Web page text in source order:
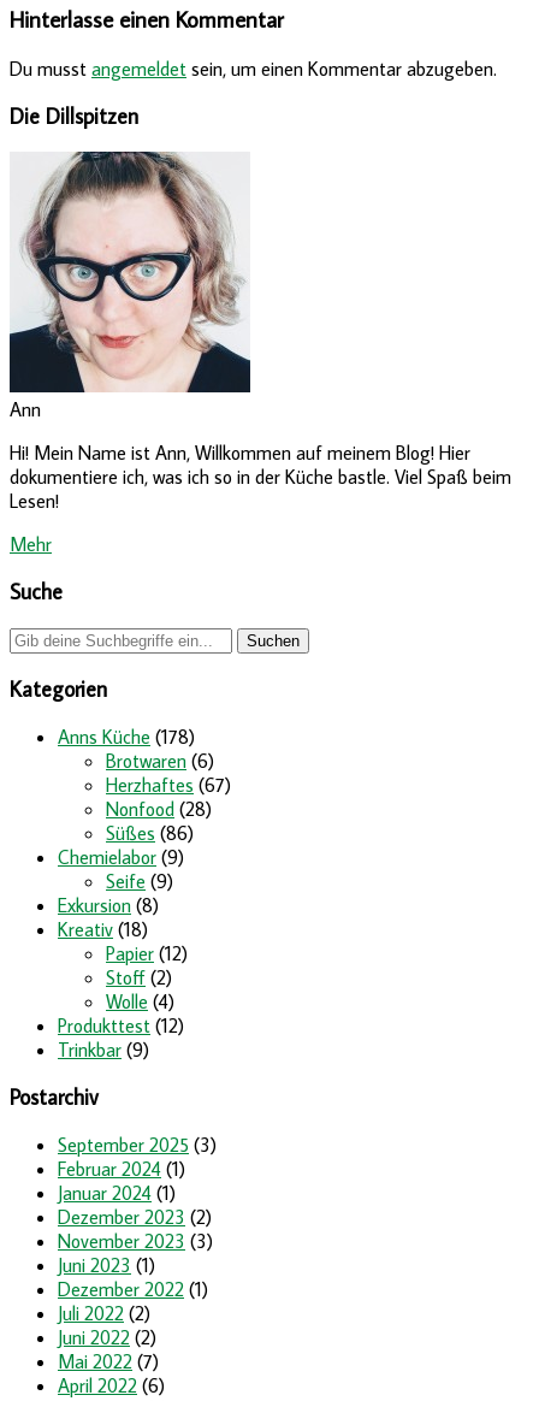
Hinterlasse einen Kommentar
Du musst angemeldet sein, um einen Kommentar abzugeben.
Die Dillspitzen
Ann
Hi! Mein Name ist Ann, Willkommen auf meinem Blog! Hier
dokumentiere ich, was ich so in der Küche bastle. Viel Spaß beim
Lesen!
Mehr
Suche
Kategorien
Anns Küche (178)
Brotwaren (6)
Herzhaftes (67)
Nonfood (28)
Süßes (86)
Chemielabor (9)
Seife (9)
Exkursion (8)
Kreativ (18)
Papier (12)
Stoff (2)
Wolle (4)
Produkttest (12)
Trinkbar (9)
Postarchiv
September 2025 (3)
Februar 2024 (1)
Januar 2024 (1)
Dezember 2023 (2)
November 2023 (3)
Juni 2023 (1)
Dezember 2022 (1)
Juli 2022 (2)
Juni 2022 (2)
Mai 2022 (7)
April 2022 (6)